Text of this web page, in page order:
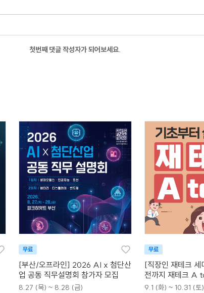
첫번째 댓글 작성자가 되어보세요.
무료
[부산/오프라인] 2026 AI x 첨단산
업 공동 직무설명회 참가자 모집
8.27 (목) ~ 8.28 (금)
무료
[직장인 재테크
전까지 재테크 A
9.1 (화) ~ 10.31 (토)